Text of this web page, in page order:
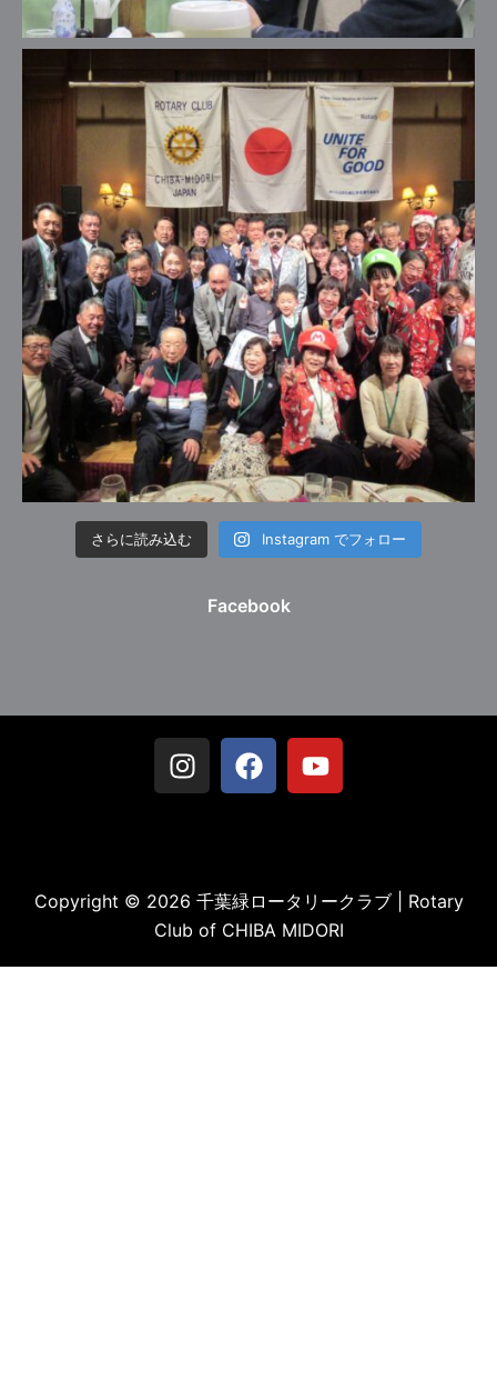
さらに読み込む Instagram でフォロー
Facebook
Copyright © 2026 千葉緑ロータリークラブ | Rotary
Club of CHIBA MIDORI